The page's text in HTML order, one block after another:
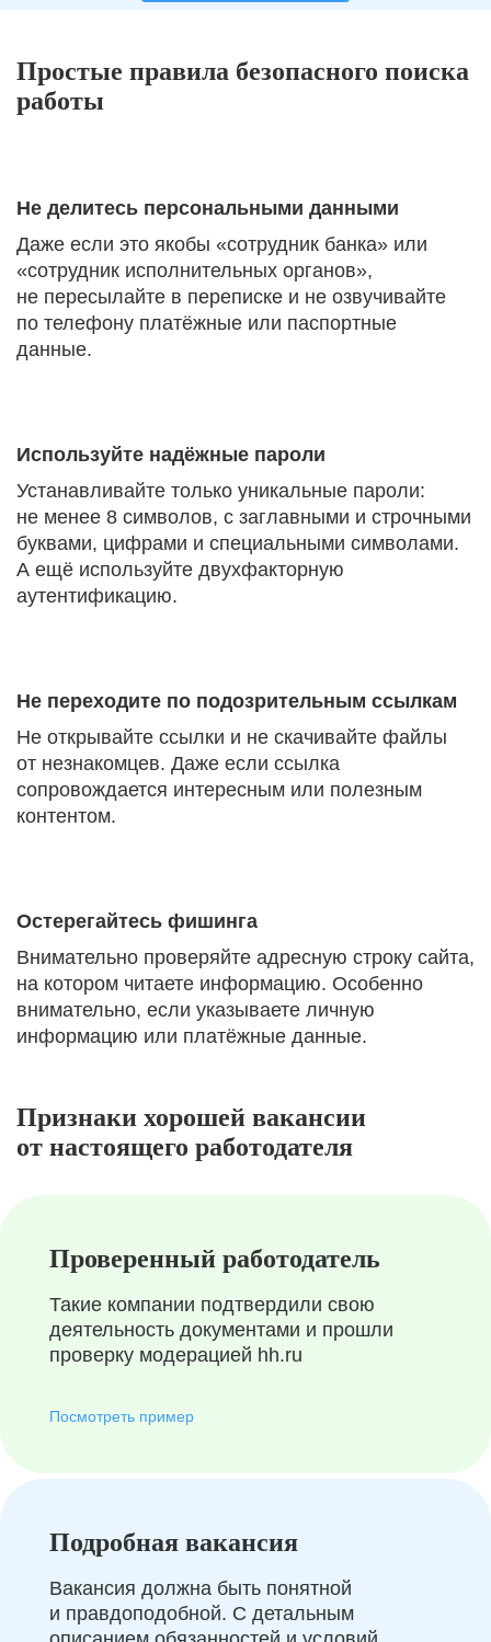
Простые правила безопасного поиска
работы
Не делитесь персональными данными
Даже если это якобы «сотрудник банка» или
«сотрудник исполнительных органов»,
не пересылайте в переписке и не озвучивайте
по телефону платёжные или паспортные
данные.
Используйте надёжные пароли
Устанавливайте только уникальные пароли:
не менее 8 символов, с заглавными и строчными
буквами, цифрами и специальными символами.
А ещё используйте двухфакторную
аутентификацию.
Не переходите по подозрительным ссылкам
Не открывайте ссылки и не скачивайте файлы
от незнакомцев. Даже если ссылка
сопровождается интересным или полезным
контентом.
Остерегайтесь фишинга
Внимательно проверяйте адресную строку сайта,
на котором читаете информацию. Особенно
внимательно, если указываете личную
информацию или платёжные данные.
Признаки хорошей вакансии
от настоящего работодателя
Проверенный работодатель
Такие компании подтвердили свою
деятельность документами и прошли
проверку модерацией hh.ru
Посмотреть пример
Подробная вакансия
Вакансия должна быть понятной
и правдоподобной. С детальным